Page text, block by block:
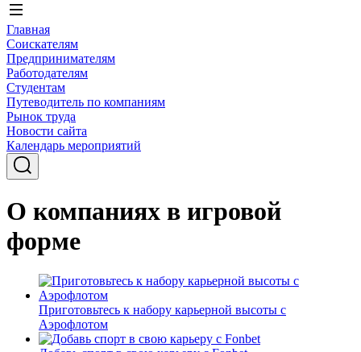
Главная
Соискателям
Предпринимателям
Работодателям
Студентам
Путеводитель по компаниям
Рынок труда
Новости сайта
Календарь мероприятий
О компаниях в игровой
форме
Приготовьтесь к набору карьерной высоты с
Аэрофлотом